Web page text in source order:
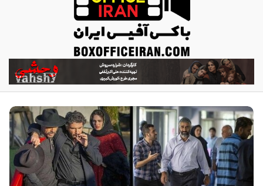
ب
ا
ک
س
آ
ف
ی
س
ا